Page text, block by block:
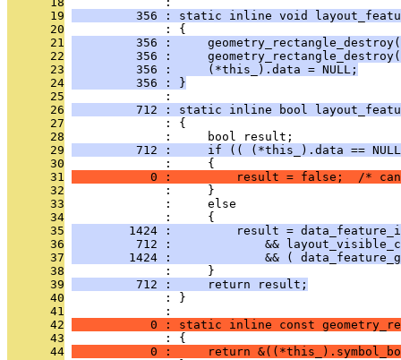
      19
356 : static inline void
      20
              : {
      21
356 :
      22
356 :
      23
         356 :     (*this_).data = NULL;
      24
         356 : }
      25
              :
      26
712 : static inline bool
      27
              : {
      28
              :     bool result;
      29
712 :     if (( (*this_).data ==
      30
              :     {
      31
0 :         result = false;  /*
      32
              :     }
      33
              :     else
      34
              :     {
      35
1424 :         result =
      36
712 :             &&
      37
1424 :             && (
      38
              :     }
      39
         712 :     return result;
      40
              : }
      41
              :
      42
0 : static inline const
      43
              : {
      44
0 :     return